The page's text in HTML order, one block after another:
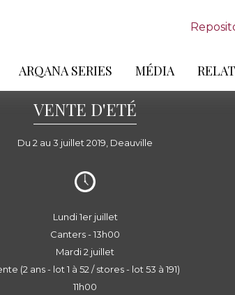
ARQANA SERIES MÉDIA
VENTE D'ETÉ
Du 2 au 3 juillet 2019, Deauville
Lundi 1er juillet
Canters - 13h00
Mardi 2 juillet
(2 ans - lot 1 à 52 / stores - lot 53 à 191)
11h00